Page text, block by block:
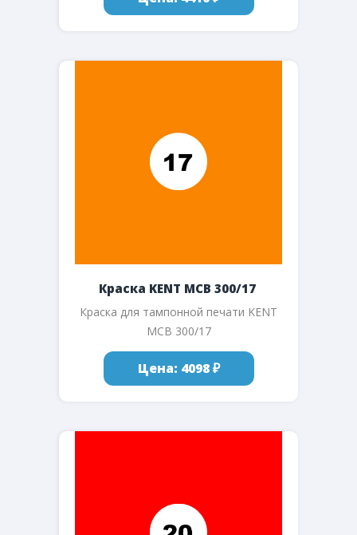
Краска KENT MCB 300/17
Краска для тампонной печати KENT
MCB 300/17
Цена: 4098 ₽